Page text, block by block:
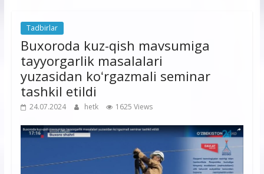
Tadbirlar
Buxoroda kuz-qish mavsumiga
tayyorgarlik masalalari
yuzasidan koʻrgazmali seminar
tashkil etildi
24.07.2024 hetk 1625 Views